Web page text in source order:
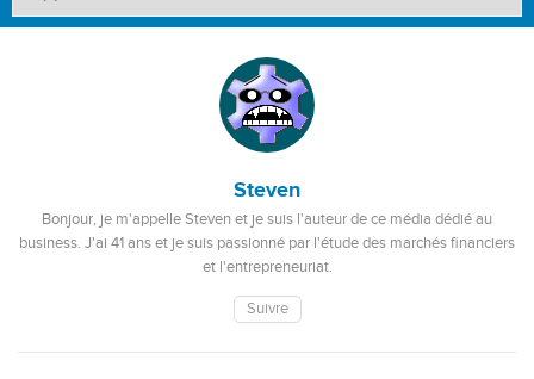
Steven
Bonjour, je m'appelle Steven et je suis l'auteur de ce média dédié au
business. J'ai 41 ans et je suis passionné par l'étude des marchés financiers
et l'entrepreneuriat.
Suivre